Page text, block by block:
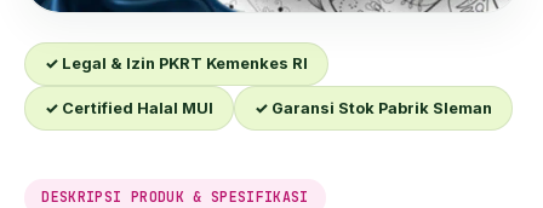
✓ Legal & Izin PKRT Kemenkes RI
✓ Certified Halal MUI ✓ Garansi Stok Pabrik Sleman
DESKRIPSI PRODUK & SPESIFIKASI